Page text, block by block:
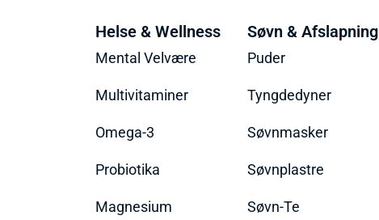
Helse & Wellness
Mental Velvære
Multivitaminer
Omega-3
Probiotika
Magnesium
Søvn & Afslapning
Puder
Tyngdedyner
Søvnmasker
Søvnplastre
Søvn-Te